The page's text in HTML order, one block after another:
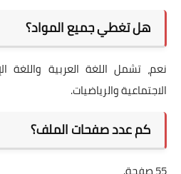
هل تغطي جميع المواد؟
نعم، تشمل اللغة العربية واللغة
الاجتماعية والرياضيات.
كم عدد صفحات الملف؟